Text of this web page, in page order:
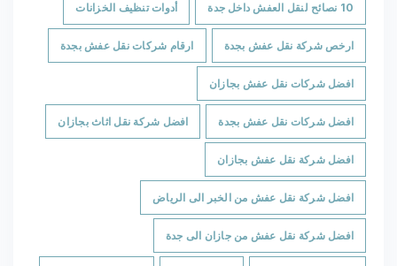
10 نصائح لنقل العفش داخل جدة أدوات تنظيف الخزانات
ارخص شركة نقل عفش بجدة ارقام شركات نقل عفش بجدة
افضل شركات نقل عفش بجازان
افضل شركات نقل عفش بجدة افضل شركة نقل اثاث بجازان
افضل شركة نقل عفش بجازان
افضل شركة نقل عفش من الخبر الى الرياض
افضل شركة نقل عفش من جازان الى جدة